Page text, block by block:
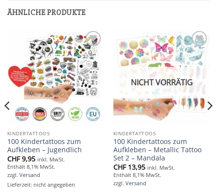
ÄHNLICHE PRODUKTE
Add to
wishlist
KINDERTATTOOS
100 Kindertattoos zum
Aufkleben – Jugendlich
CHF9,95 inkl. MwSt.
Enthält 8,1% MwSt.
zzgl. Versand
Lieferzeit: nicht angegeben
Add to
wishlist
NICHT VORRÄTIG
KINDERTATTOOS
100 Kindertattoos zum
Aufkleben – Metallic Tattoo
Set 2 – Mandala
CHF13,95 inkl. MwSt.
Enthält 8,1% MwSt.
zzgl. Versand